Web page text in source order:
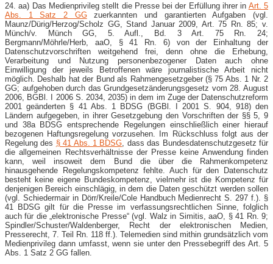
24. aa) Das Medienprivileg stellt die Presse bei der Erfüllung ihrer in Art. 5
Abs. 1 Satz 2 GGzuerkannten und garantierten Aufgaben (vgl.
Maunz/Dürig/Herzog/Scholz GG, Stand Januar 2009, Art. 75 Rn. 85; v.
Münch/v. Münch GG, 5. Aufl., Bd. 3 Art. 75 Rn. 24;
Bergmann/Möhrle/Herb, aaO, § 41 Rn. 6) von der Einhaltung der
Datenschutzvorschriften weitgehend frei, denn ohne die Erhebung,
Verarbeitung und Nutzung personenbezogener Daten auch ohne
Einwilligung der jeweils Betroffenen wäre journalistische Arbeit nicht
möglich. Deshalb hat der Bund als Rahmengesetzgeber (§ 75 Abs. 1 Nr. 2
GG; aufgehoben durch das Grundgesetzänderungsgesetz vom 28. August
2006, BGBl. I 2006 S. 2034, 2035) in dem im Zuge der Datenschutzreform
2001 geänderten § 41 Abs. 1 BDSG (BGBl. I 2001 S. 904, 918) den
Ländern aufgegeben, in ihrer Gesetzgebung den Vorschriften der §§ 5, 9
und 38a BDSG entsprechende Regelungen einschließlich einer hierauf
bezogenen Haftungsregelung vorzusehen. Im Rückschluss folgt aus der
Regelung des § 41 Abs. 1 BDSG , dass das Bundesdatenschutzgesetz für
die allgemeinen Rechtsverhältnisse der Presse keine Anwendung finden
kann, weil insoweit dem Bund die über die Rahmenkompetenz
hinausgehende Regelungskompetenz fehlte. Auch für den Datenschutz
besteht keine eigene Bundeskompetenz, vielmehr ist die Kompetenz für
denjenigen Bereich einschlägig, in dem die Daten geschützt werden sollen
(vgl. Schiedermair in Dörr/Kreile/Cole Handbuch Medienrecht S. 297 f.). §
41 BDSG gilt für die Presse im verfassungsrechtlichen Sinne, folglich
auch für die „elektronische Presse“ (vgl. Walz in Simitis, aaO, § 41 Rn. 9;
Spindler/Schuster/Waldenberger, Recht der elektronischen Medien,
Presserecht, 7. Teil Rn. 118 ff.). Telemedien sind mithin grundsätzlich vom
Medienprivileg dann umfasst, wenn sie unter den Pressebegriff des Art. 5
Abs. 1 Satz 2 GG fallen.